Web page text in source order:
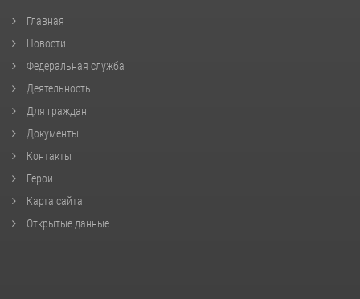
Главная
Новости
Федеральная служба
Деятельность
Для граждан
Документы
Контакты
Герои
Карта сайта
Открытые данные